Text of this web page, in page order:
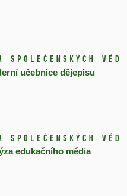
společenských věd
učebnice dějepisu
společenských věd
edukačního média